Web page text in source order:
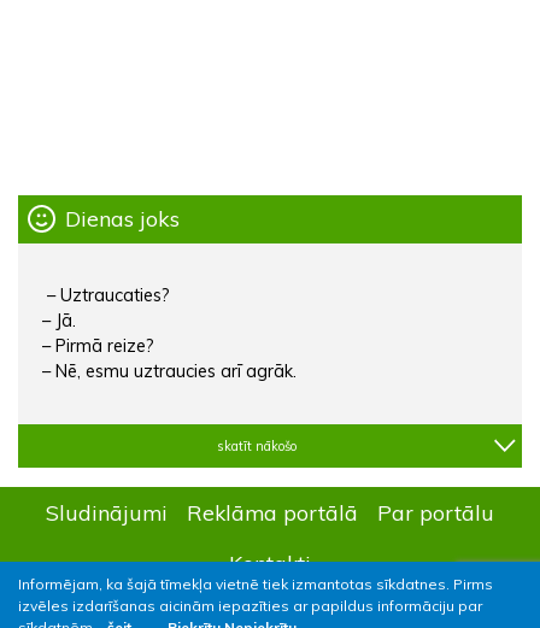
Informējam, ka šajā tīmekļa vietnē tiek izmantotas sīkdatnes. Pirms
izvēles izdarīšanas aicinām iepazīties ar papildus informāciju par
Dienas joks
– Uztraucaties?
– Jā.
– Pirmā reize?
– Nē, esmu uztraucies arī agrāk.
skatīt nākošo
Sludinājumi Reklāma portālā
Par portālu
Kontakti